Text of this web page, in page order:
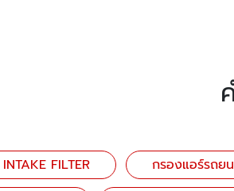
FILTER กรองแอร์รถย